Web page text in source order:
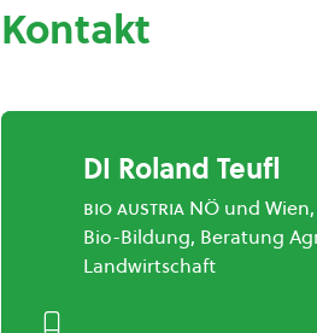
Kontakt
DI Roland Teufl
bio austria NÖ und
Bio-Bildung, Beratung
Landwirtschaft